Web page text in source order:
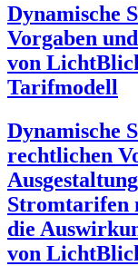
Dynamische
Vorgaben
von
Tarifmodell
Dynamische
rechtlichen
Stromtarifen
die
von